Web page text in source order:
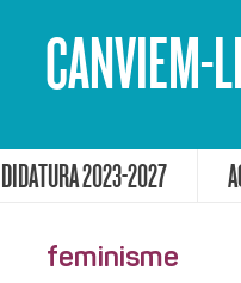
CANVIEM-
2023-2027
feminisme